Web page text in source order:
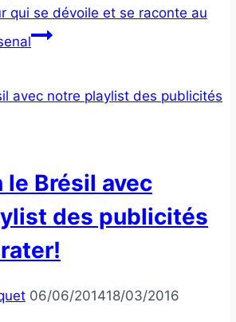
qui se dévoile et se raconte au
le Brésil avec
des publicités
06/06/201418/03/2016